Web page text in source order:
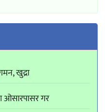
खुद्रा
ओसारपासर गर